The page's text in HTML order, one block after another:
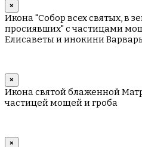
×
Икона "Собор всех святых, в
просиявших" с частицами
Елисаветы и инокини
×
Икона святой блаженной
частицей мощей и гроба
×